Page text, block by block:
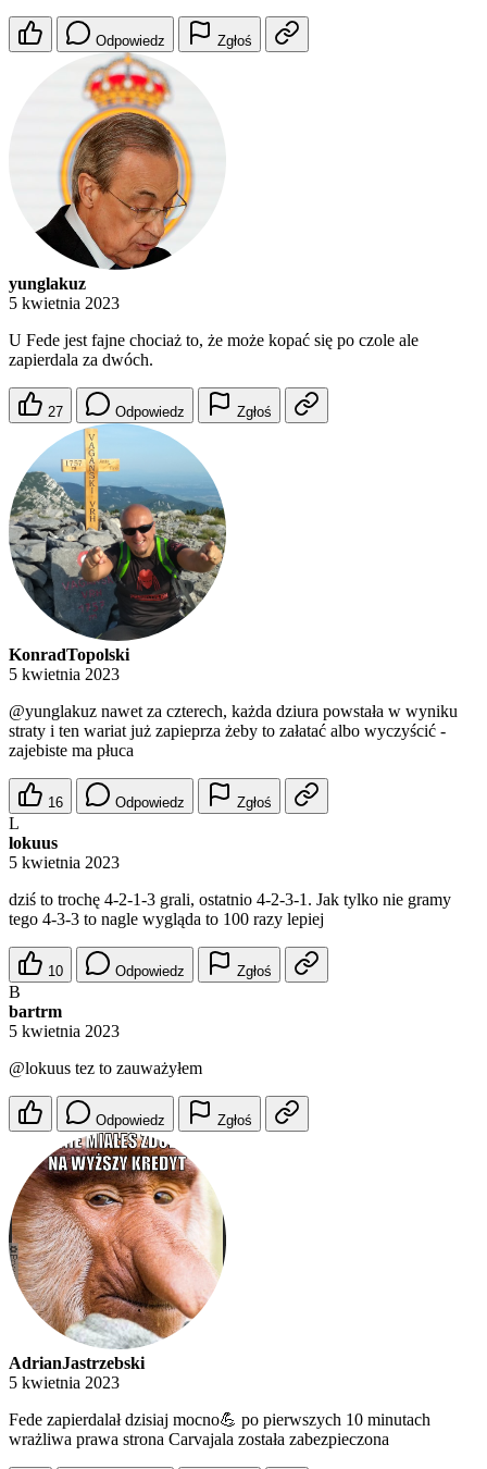
Odpowiedz Zgłoś
yunglakuz
5 kwietnia 2023
U Fede jest fajne chociaż to, że może kopać się po czole ale
zapierdala za dwóch.
27 Odpowiedz Zgłoś
KonradTopolski
5 kwietnia 2023
@yunglakuz nawet za czterech, każda dziura powstała w wyniku
straty i ten wariat już zapieprza żeby to załatać albo wyczyścić -
zajebiste ma płuca
16 Odpowiedz Zgłoś
L
lokuus
5 kwietnia 2023
dziś to trochę 4-2-1-3 grali, ostatnio 4-2-3-1. Jak tylko nie gramy
tego 4-3-3 to nagle wygląda to 100 razy lepiej
10 Odpowiedz Zgłoś
B
bartrm
5 kwietnia 2023
@lokuus tez to zauważyłem
Odpowiedz Zgłoś
AdrianJastrzebski
5 kwietnia 2023
Fede zapierdalał dzisiaj mocno💪 po pierwszych 10 minutach
wrażliwa prawa strona Carvajala została zabezpieczona